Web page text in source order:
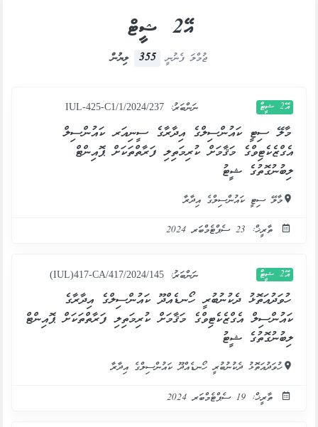
އޭ2 ޝީޓް
ޖުމްލަ ފެނުނީ 355 ލިޔުން
އޭ2 ޝީޓް ނަންބަރު: IUL-425-C1/1/2024/237
މާލޭ ސިޓީ ކައުންސިލްގެ އިދާރާގެ ސީނިއަރ ކައުންސިލް
އެގްޒެކެޓިވްގެ މަޤާމަށް ކުރިމަތިލި ފަރާތްތަކަށް ޕޮއިންޓް
ލިބުނުގޮތުގެ ޝީޓު
މާލޭ ސިޓީ ކައުންސިލްގެ އިދާރާ
ތާރީޚް: 23 ސެޕްޓެމްބަރ 2024
އޭ2 ޝީޓް ނަންބަރު: (IUL)417-CA/417/2024/145
ހުވަދުއަތޮޅު ދެކުނުބުރީ ހޯނޑެއްދޫ ކައުންސިލްގެ އިދާރާގެ
ކައުންސިލް އެގްޒެކެޓިވްގެ މަޤާމަށް ކުރިމަތިލި ފަރާތްތަކަށް ޕޮއިންޓް
ލިބުނުގޮތުގެ ޝީޓު
ހުވަދުއަތޮޅު ދެކުނުބުރީ ހޯނޑެއްދޫ ކައުންސިލްގެ އިދާރާ
ތާރީޚް: 19 ސެޕްޓެމްބަރ 2024